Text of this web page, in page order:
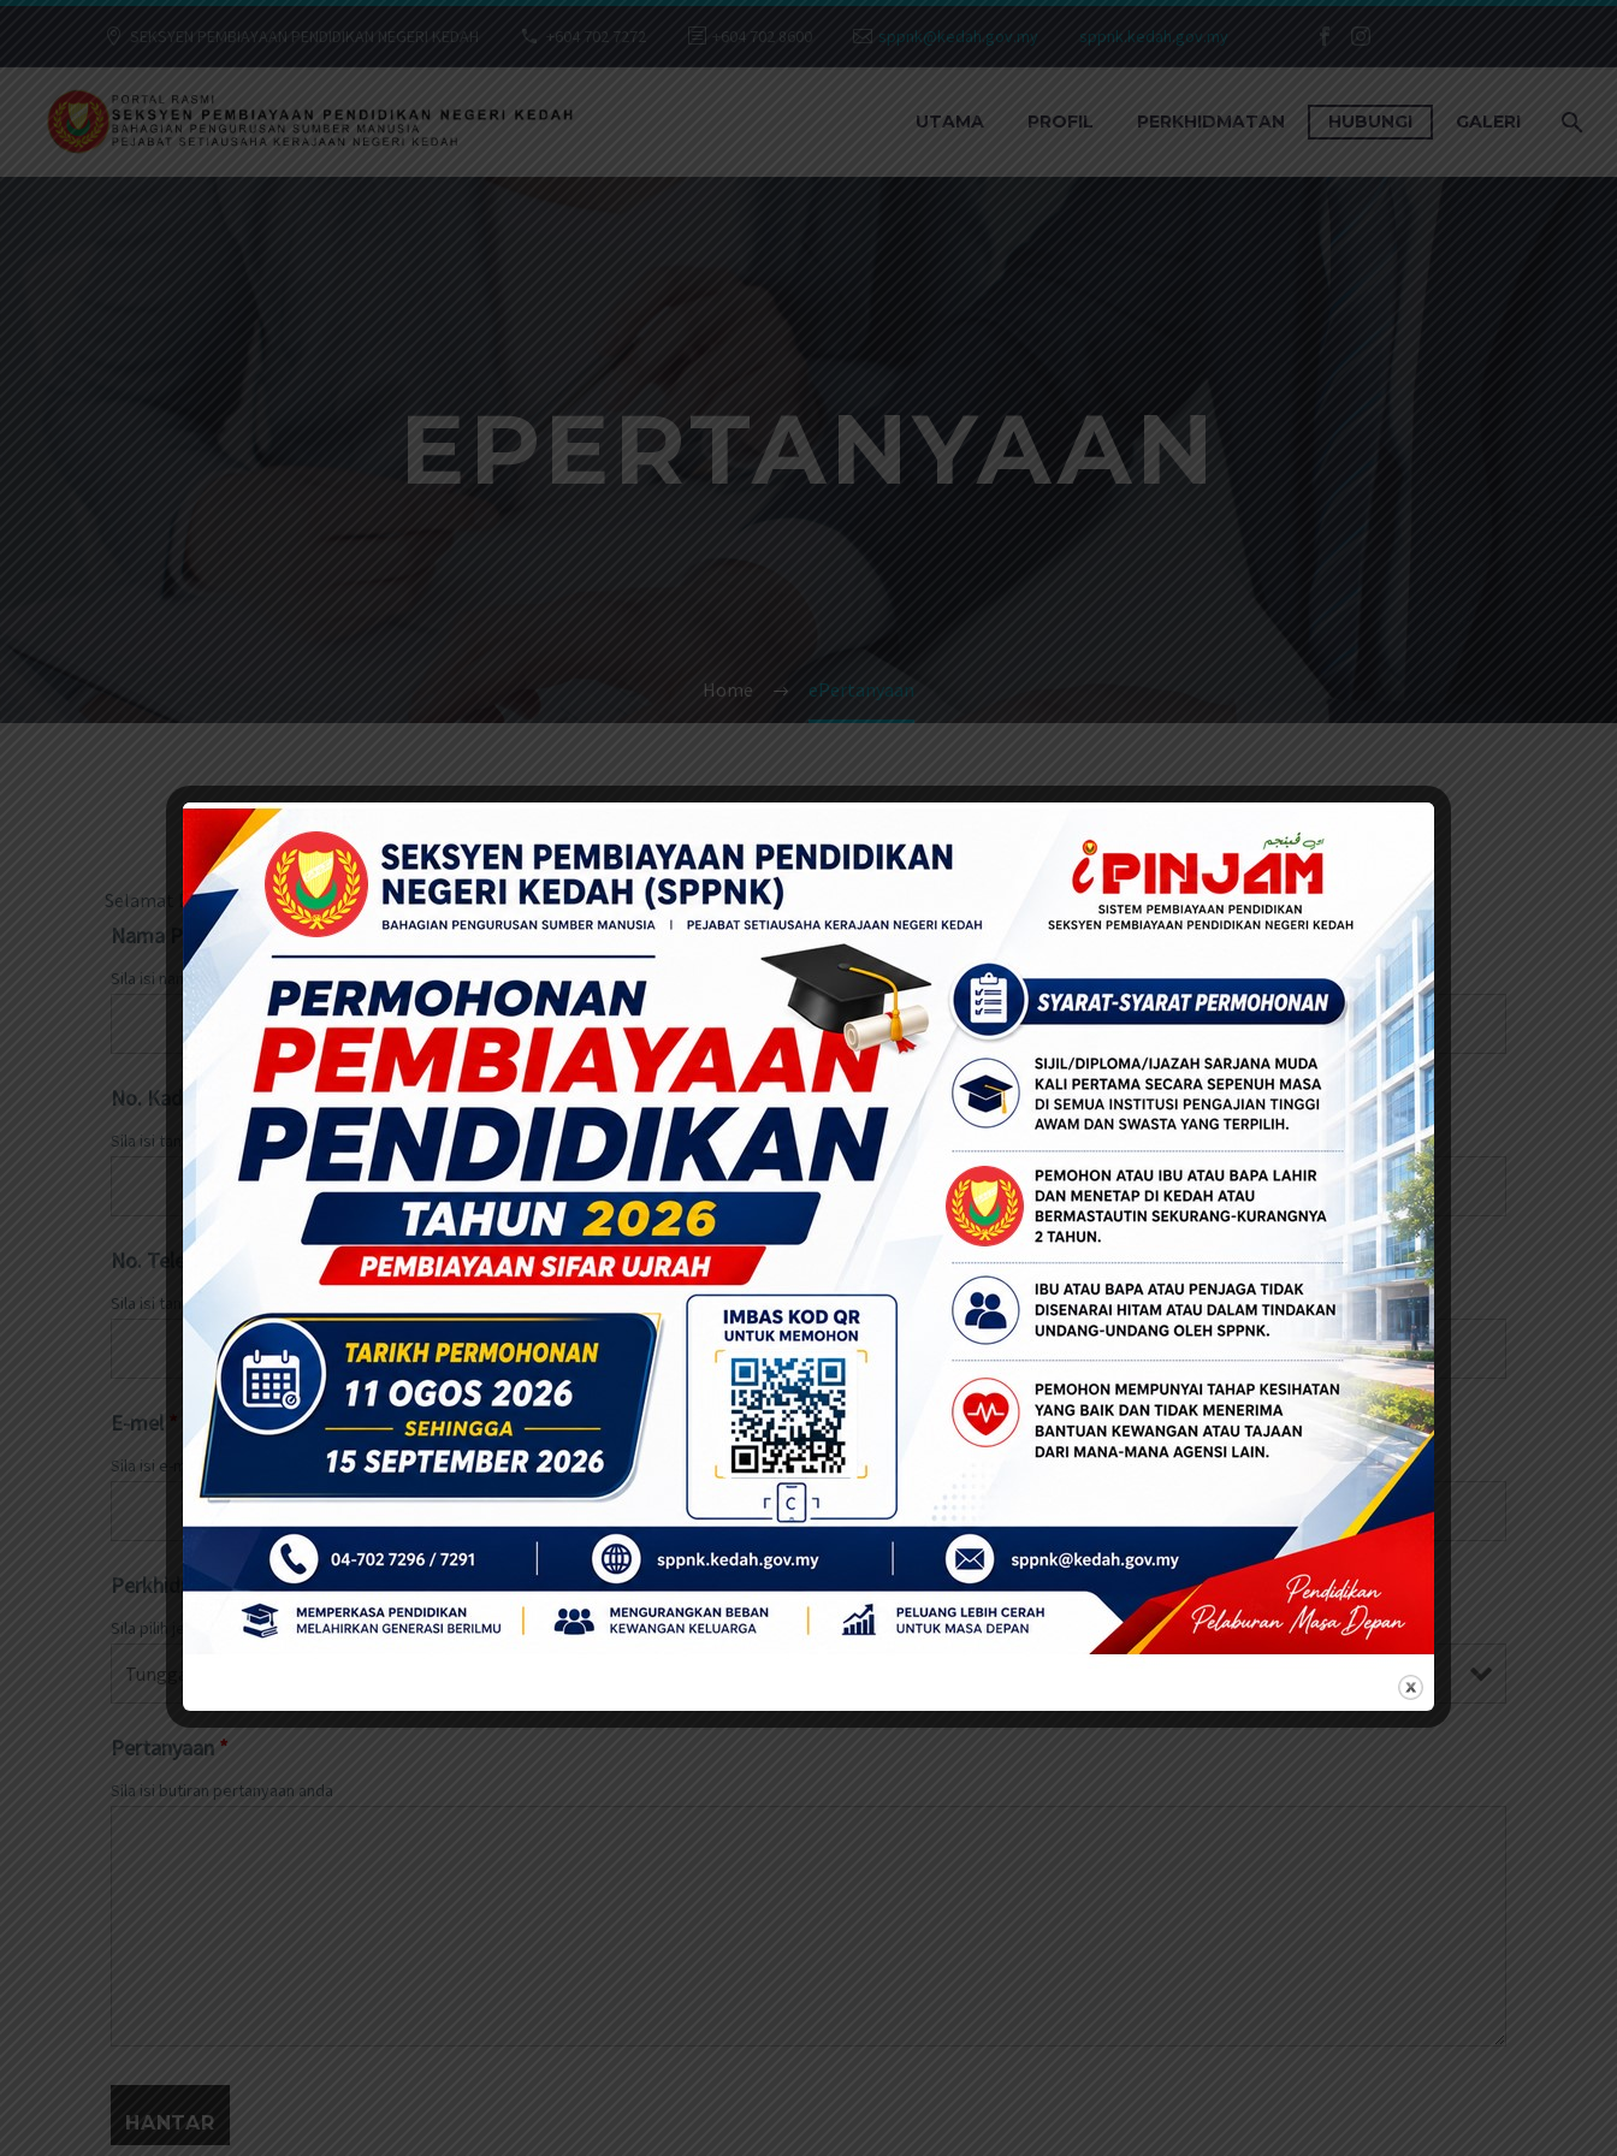
SEKSYEN PEMBIAYAAN PENDIDIKAN NEGERI KEDAH +604 702 7272 +604 702 8600 sppnk@kedah.gov.my sppnk.kedah.gov.my
UTAMA PROFIL PERKHIDMATAN HUBUNGI GALERI
EPERTANYAAN
Home ePertanyaan
Selamat Datang ke ePertanyaan
Nama Penuh
Sila isi nama penuh seperti dalam Kad Pengenalan
No. Kad Pengenalan
Sila isi tanpa (-)
No. Telefon
Sila isi tanpa (-)
E-mel *
Sila isi e-mel yang aktif
Perkhidmatan*
Sila pilih jenis perkhidmatan.
Pertanyaan *
Sila isi butiran pertanyaan anda